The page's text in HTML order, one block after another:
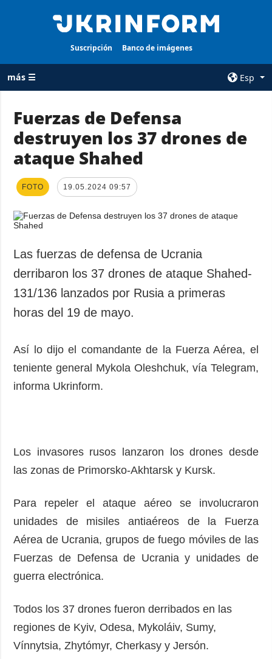
Suscripción Banco de imágenes
más ☰
Esp
TODAS LAS
CATEGORÍAS
Guerra
Reconstrucción
Política
Defensa
Sociedad y
Cultura
Deportes
Desastres y
emergencias
AGENCIA
privacidad y
protección de
datos personales
ADICIONAL
Entrevistas
Fotos
Releases
Fuerzas de Defensa
destruyen los 37 drones de
ataque Shahed
FOTO 19.05.2024 09:57
Las fuerzas de defensa de Ucrania
derribaron los 37 drones de ataque Shahed-
131/136 lanzados por Rusia a primeras
horas del 19 de mayo.
Así lo dijo el comandante de la Fuerza Aérea, el
teniente general Mykola Oleshchuk, vía Telegram,
informa Ukrinform.
Los invasores rusos lanzaron los drones desde
las zonas de Primorsko-Akhtarsk y Kursk.
Para repeler el ataque aéreo se involucraron
unidades de misiles antiaéreos de la Fuerza
Aérea de Ucrania, grupos de fuego móviles de las
Fuerzas de Defensa de Ucrania y unidades de
guerra electrónica.
Todos los 37 drones fueron derribados en las
regiones de Kyiv, Odesa, Mykoláiv, Sumy,
Vínnytsia, Zhytómyr, Cherkasy y Jersón.